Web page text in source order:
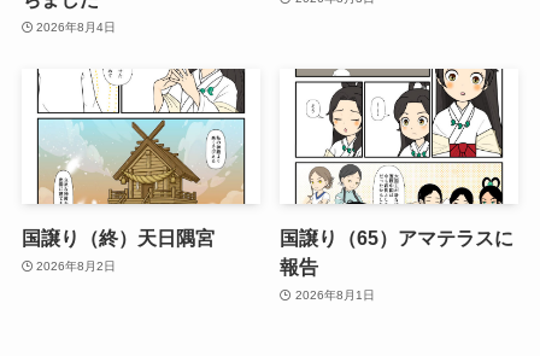
2026年8月4日
国譲り（終）天日隅宮
2026年8月2日
国譲り（65）アマテラスに
報告
2026年8月1日